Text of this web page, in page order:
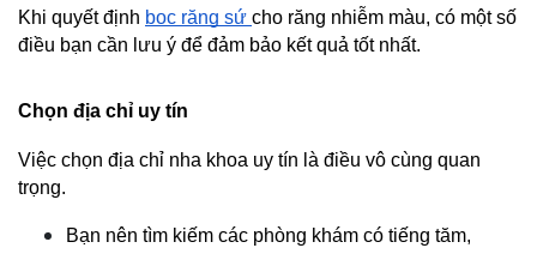
Khi quyết định bọc răng sứ cho răng nhiễm màu, có một số
điều bạn cần lưu ý để đảm bảo kết quả tốt nhất.
Chọn địa chỉ uy tín
Việc chọn địa chỉ nha khoa uy tín là điều vô cùng quan
trọng.
Bạn nên tìm kiếm các phòng khám có tiếng tăm,